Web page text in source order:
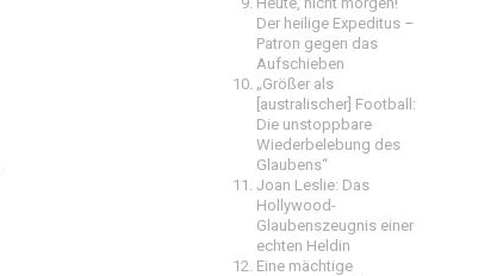
Der heilige Expeditus –
Patron gegen das
Aufschieben
„Größer als
[australischer] Football:
Die unstoppbare
Wiederbelebung des
Glaubens“
Joan Leslie: Das
Hollywood-
Glaubenszeugnis einer
echten Heldin
Eine mächtige